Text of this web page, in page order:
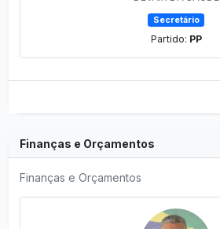
Secretário
Partido: PP
Finanças e Orçamentos
Finanças e Orçamentos